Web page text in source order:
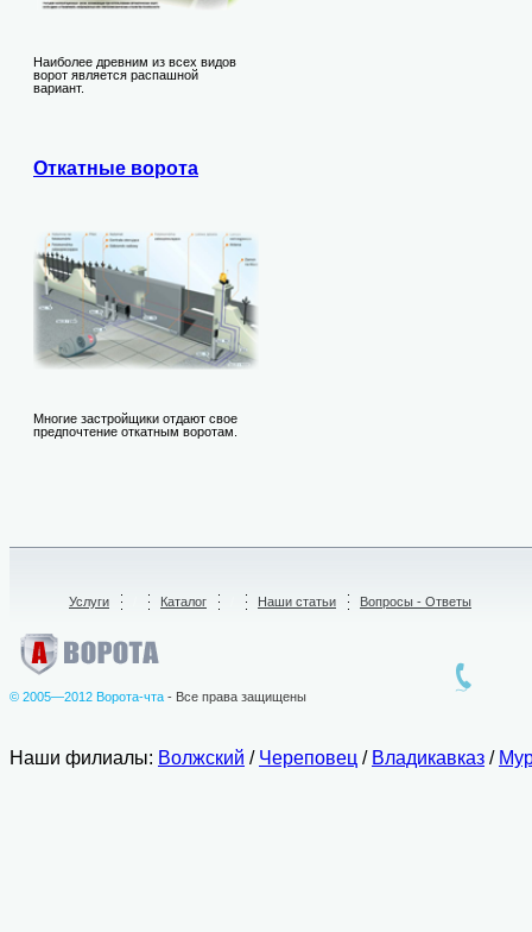
Наиболее древним из всех видов
ворот является распашной
вариант.
Откатные ворота
Многие застройщики отдают свое
предпочтение откатным воротам.
Услуги Каталог Наши статьи Вопросы - Ответы
© 2005—2012 Ворота-чта - Все права защищены
Наши филиалы: Волжский / Череповец / Владикавказ /